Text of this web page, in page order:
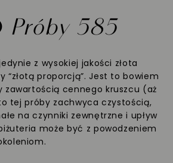
Próby 585
z wysokiej jakości złota
“złotą proporcją”. Jest to bowiem
zawartością cennego kruszcu (aż
tej próby zachwyca czystością,
na czynniki zewnętrzne i upływ
może być z powodzeniem